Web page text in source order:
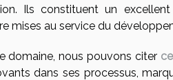
Ils constituent un
mises au service du
domaine, nous pouvons citer
dans ses processus,